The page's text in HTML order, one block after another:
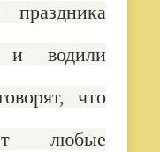
праздника
и водили
что
любые